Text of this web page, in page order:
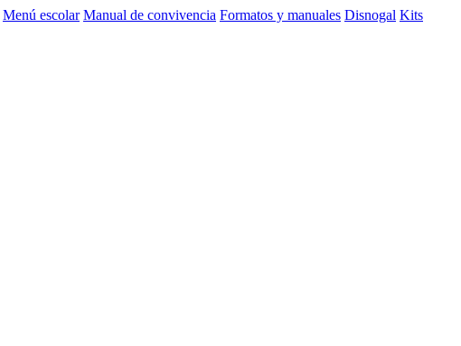
Menú escolar Manual de convivencia Formatos y manuales Disnogal Kits